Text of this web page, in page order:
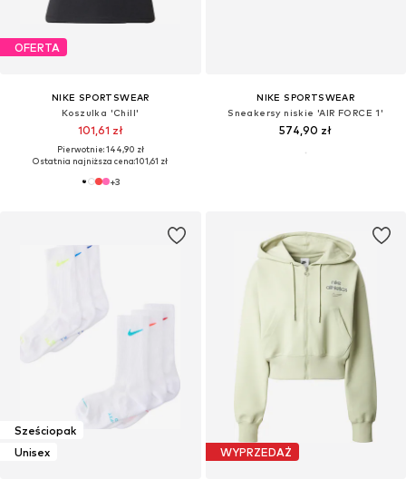
OFERTA
NIKE SPORTSWEAR
Koszulka 'Chill'
101,61 zł
Pierwotnie: 144,90 zł
Ostatnia najniższa cena:101,61 zł
+3
NIKE SPORTSWEAR
Sneakersy niskie 'AIR FORCE 1'
574,90 zł
Sześciopak
Unisex
WYPRZEDAŻ